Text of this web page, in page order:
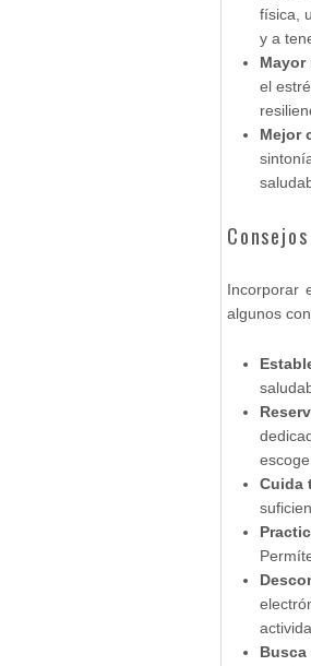
física,
y a
Mayor
el
Mejor
Incorporar
algunos
Cuida
Busca